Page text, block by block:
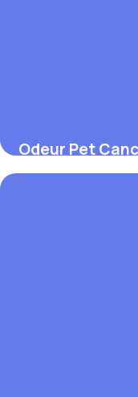
Odeur Pet
1 juin 2026